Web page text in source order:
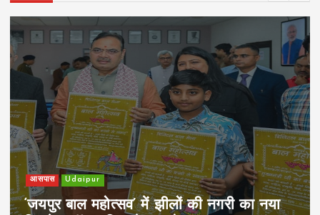
खेल Udaipur
पिम्स मेवाड़ कप 2026: क्रॉसवर्ड व आदित्यम